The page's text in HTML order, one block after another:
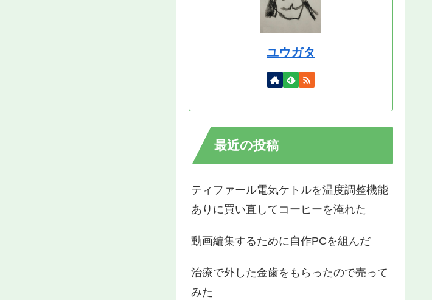
ユウガタ
最近の投稿
ティファール電気ケトルを温度調整機能
ありに買い直してコーヒーを淹れた
動画編集するために自作PCを組んだ
治療で外した金歯をもらったので売って
みた